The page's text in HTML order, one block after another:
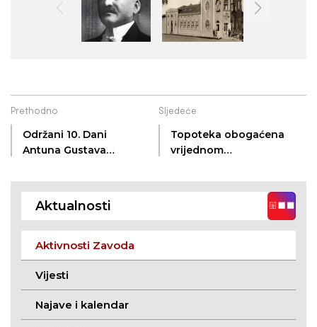
Prethodno
Održani 10. Dani
Antuna Gustava
Sljedeće
Topoteka obogaćena
vrijednom
građom o Ani
Aktualnosti
Aktivnosti Zavoda
Vijesti
Najave i kalendar